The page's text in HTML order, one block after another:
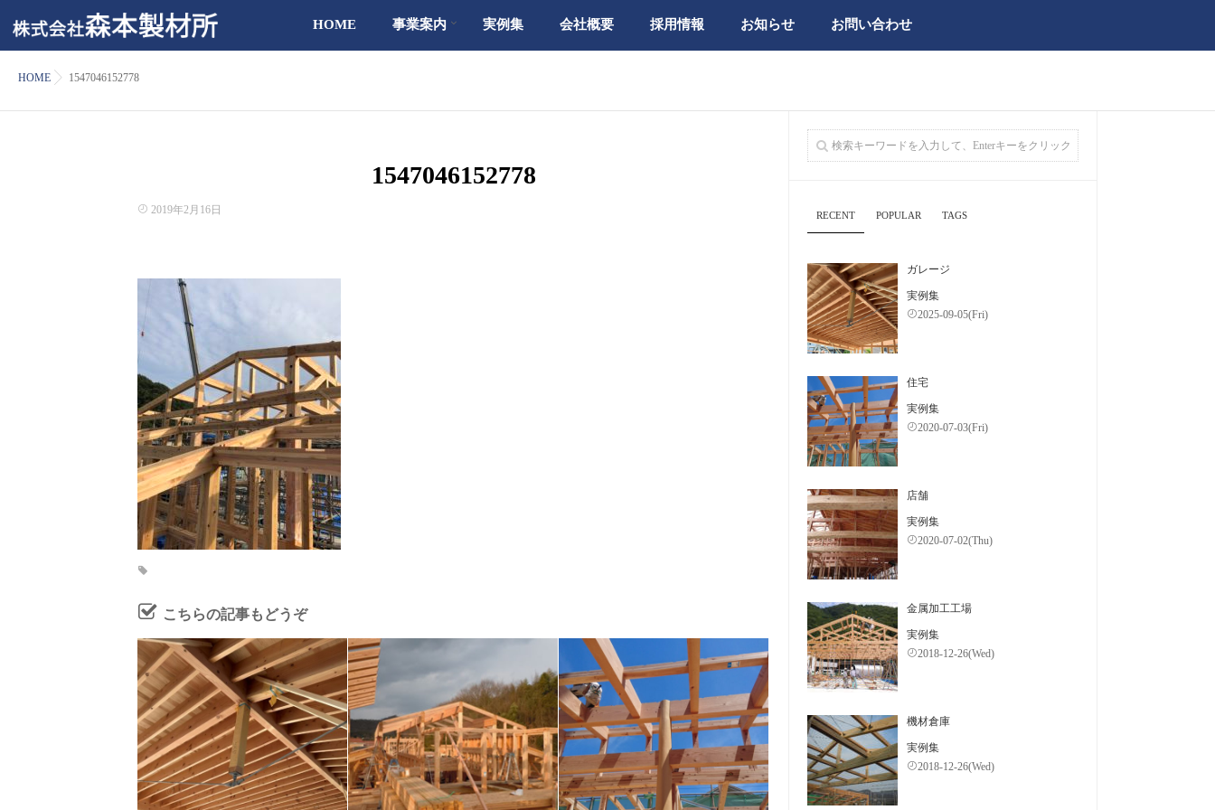
HOME 事業案内 実例集 会社概要 採用情報 お知らせ お問い合わせ
HOME 1547046152778
1547046152778
2019年2月16日
こちらの記事もどうぞ
RECENT POPULAR TAGS
ガレージ
実例集
2025-09-05(Fri)
住宅
実例集
2020-07-03(Fri)
店舗
実例集
2020-07-02(Thu)
金属加工工場
実例集
2018-12-26(Wed)
機材倉庫
実例集
2018-12-26(Wed)